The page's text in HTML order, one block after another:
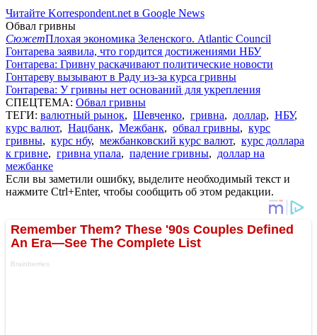
Читайте Korrespondent.net в Google News
Обвал гривны
СюжетПлохая экономика Зеленского. Atlantic Council
Гонтарева заявила, что гордится достижениями НБУ
Гонтарева: Гривну раскачивают политические новости
Гонтареву вызывают в Раду из-за курса гривны
Гонтарева: У гривны нет оснований для укрепления
СПЕЦТЕМА: Обвал гривны
ТЕГИ: валютный рынок, Шевченко, гривна, доллар, НБУ,
курс валют, Нацбанк, Межбанк, обвал гривны, курс
гривны, курс нбу, межбанковский курс валют, курс доллара
к гривне, гривна упала, падение гривны, доллар на
межбанке
Если вы заметили ошибку, выделите необходимый текст и
нажмите Ctrl+Enter, чтобы сообщить об этом редакции.